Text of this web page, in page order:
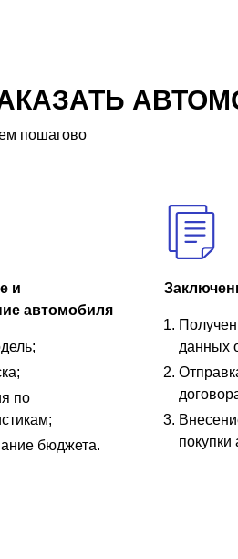
пошагово
и
автомобиля
по
бюджета.
данных
покупки